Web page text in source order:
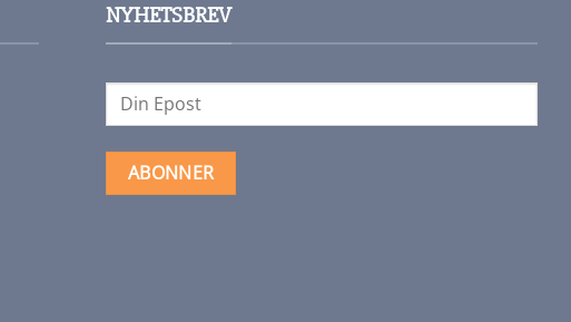
NYHETSBREV